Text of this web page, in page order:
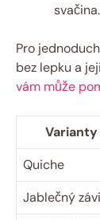
svačina.
Pro
bez lepku a
vám může
Varianty
Quiche
Jablečný